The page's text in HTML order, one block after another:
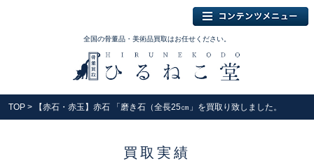
全国の骨董品・美術品買取はお任せください。
TOP > 【赤石・赤玉】赤石 「磨き石（全長25㎝」を買取り致しました。
買取実績